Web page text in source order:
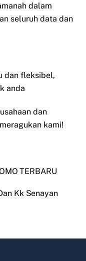
dalam
seluruh data dan
dan fleksibel,
anda
dan
kami!
TERBARU
Kk Senayan